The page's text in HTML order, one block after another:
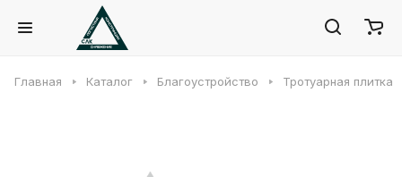
Главная Каталог Благоустройство Тротуарная плитка